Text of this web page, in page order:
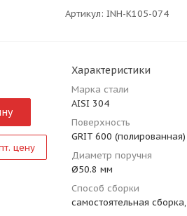
Артикул: INH-K105-074
цену
Характеристики
Марка стали
AISI 304
Поверхность
GRIT 600 (полированная)
Диаметр поручня
Ø50.8 мм
Способ сборки
самостоятельная